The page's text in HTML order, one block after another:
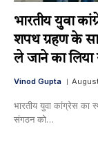
भारतीय युवा
शपथ ग्रहण के
ले जाने का
Vinod Gupta
भारतीय युवा कांग्रेस का
संगठन को…